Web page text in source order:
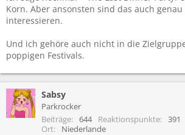
Korn. Aber ansonsten sind das auch
interessieren.
Und ich gehöre auch nicht in die
poppigen Festivals.
Sabsy
Parkrocker
Beiträge
644 Reaktionspunkte 391
Ort
Niederlande